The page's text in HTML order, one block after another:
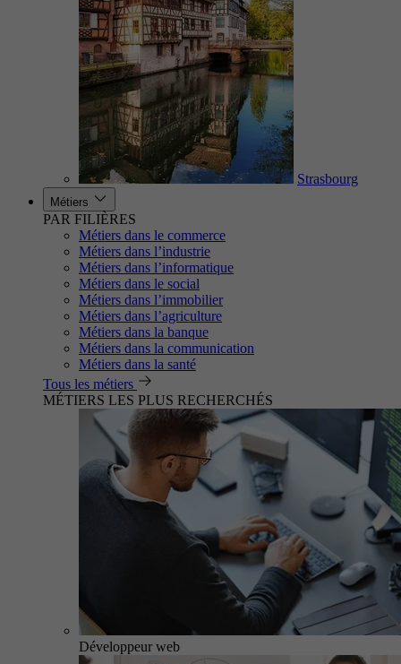
Strasbourg
Métiers
PAR FILIÈRES
Métiers dans le commerce
Métiers dans l’industrie
Métiers dans l’informatique
Métiers dans le social
Métiers dans l’immobilier
Métiers dans l’agriculture
Métiers dans la banque
Métiers dans la communication
Métiers dans la santé
Tous les métiers
MÉTIERS LES PLUS RECHERCHÉS
Développeur web